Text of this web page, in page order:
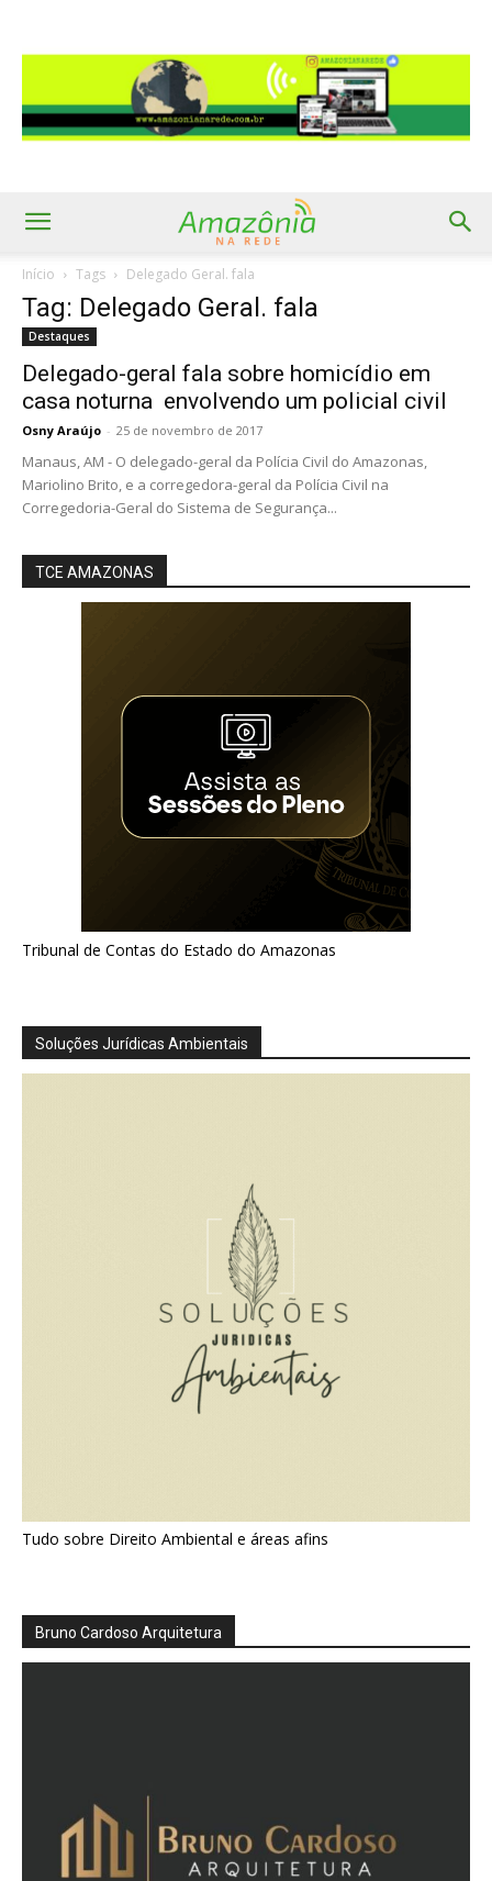
Início Tags Delegado Geral. fala
Tag: Delegado Geral. fala
Destaques
Delegado-geral fala sobre homicídio em
casa noturna envolvendo um policial civil
Osny Araújo - 25 de novembro de 2017
Manaus, AM - O delegado-geral da Polícia Civil do Amazonas,
Mariolino Brito, e a corregedora-geral da Polícia Civil na
Corregedoria-Geral do Sistema de Segurança...
TCE AMAZONAS
Tribunal de Contas do Estado do Amazonas
Soluções Jurídicas Ambientais
Tudo sobre Direito Ambiental e áreas afins
Bruno Cardoso Arquitetura